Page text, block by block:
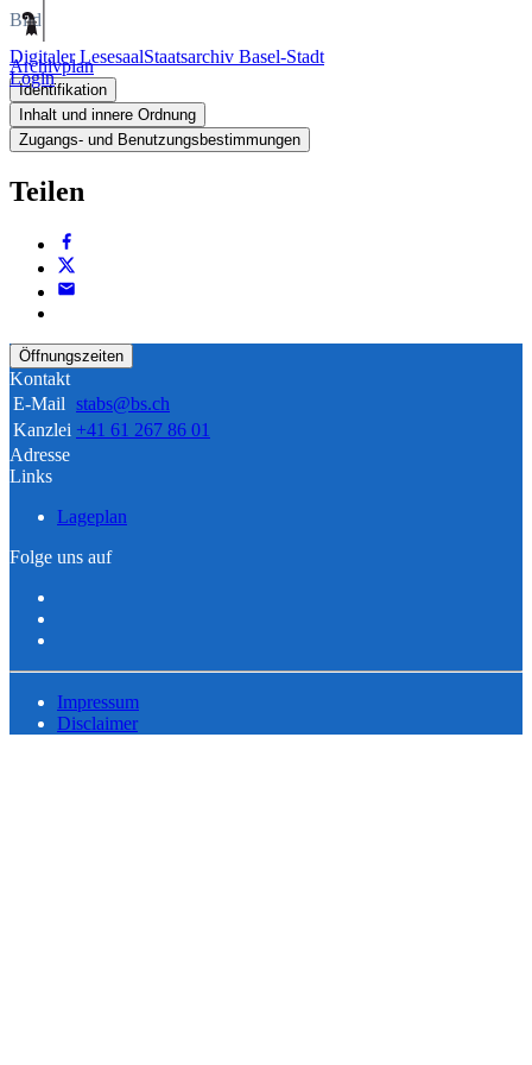
Digitaler LesesaalStaatsarchiv Basel-Stadt
Login
Bild
Archivplan
Identifikation
Inhalt und innere Ordnung
Zugangs- und Benutzungsbestimmungen
Teilen
Öffnungszeiten
Kontakt
E-Mail stabs@bs.ch
Kanzlei +41 61 267 86 01
Adresse
Links
Lageplan
Folge uns auf
Impressum
Disclaimer